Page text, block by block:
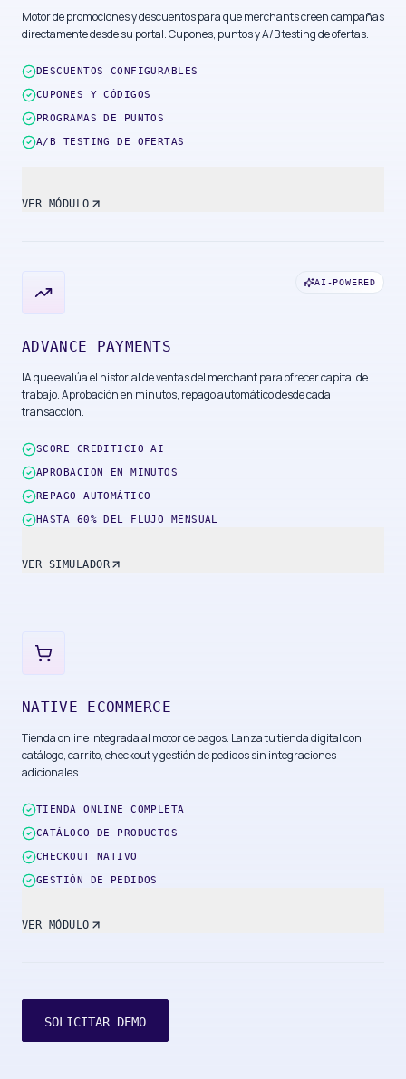
Motor de promociones y descuentos para que merchants creen campañas
directamente desde su portal. Cupones, puntos y A/B testing de ofertas.
DESCUENTOS CONFIGURABLES
CUPONES Y CÓDIGOS
PROGRAMAS DE PUNTOS
A/B TESTING DE OFERTAS
VER MÓDULO
AI-POWERED
ADVANCE PAYMENTS
IA que evalúa el historial de ventas del merchant para ofrecer capital de
trabajo. Aprobación en minutos, repago automático desde cada
transacción.
SCORE CREDITICIO AI
APROBACIÓN EN MINUTOS
REPAGO AUTOMÁTICO
HASTA 60% DEL FLUJO MENSUAL
VER SIMULADOR
NATIVE ECOMMERCE
Tienda online integrada al motor de pagos. Lanza tu tienda digital con
catálogo, carrito, checkout y gestión de pedidos sin integraciones
adicionales.
TIENDA ONLINE COMPLETA
CATÁLOGO DE PRODUCTOS
CHECKOUT NATIVO
GESTIÓN DE PEDIDOS
VER MÓDULO
SOLICITAR DEMO